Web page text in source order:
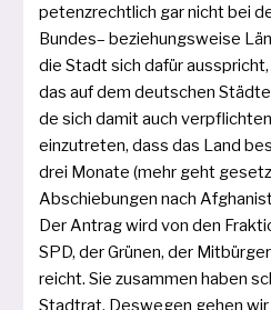
pe­tenz­recht­lich gar nicht bei
Bundes– bezie­hungs­wei­se
die Stadt sich dafür
das auf dem deut­schen
de sich damit auch
ein­zu­tre­ten, dass das Land
drei Monate (mehr geht
Abschiebungen nach
Der Antrag wird von den
SPD, der Grünen, der
reicht. Sie zusam­men haben
Stadtrat. Deswegen gehen wir